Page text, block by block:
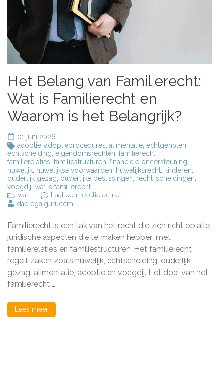
Het Belang van Familierecht:
Wat is Familierecht en
Waarom is het Belangrijk?
01 juni 2026
adoptie, adoptieprocedures, alimentatie, echtgenoten,
echtscheiding, eigendomsrechten, familierecht,
familierelaties, familiestructuren, financiële ondersteuning,
huwelijk, huwelijkse voorwaarden, huwelijksrecht, kinderen,
ouderlijk gezag, ouderlijke beslissingen, recht, scheidingen,
voogdij, wat is familierecht
wat
Laat een reactie achterop
Familierecht:
Wat
Familierecht
en
Waarom
is
daclegalgurucom
Familierecht is een tak van het recht die zich richt op alle
juridische aspecten die te maken hebben met
familierelaties en familiestructuren. Het familierecht
regelt zaken zoals huwelijk, echtscheiding, ouderlijk
gezag, alimentatie, adoptie en voogdij. Het doel van het
familierecht …
Lees meer